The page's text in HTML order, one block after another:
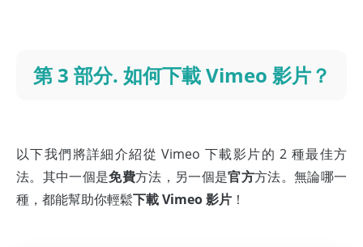
第 3 部分. 如何下載 Vimeo 影片？
以下我們將詳細介紹從 Vimeo 下載影片的 2 種最佳方
法。其中一個是免費方法，另一個是官方方法。無論哪一
種，都能幫助你輕鬆下載 Vimeo 影片 ！